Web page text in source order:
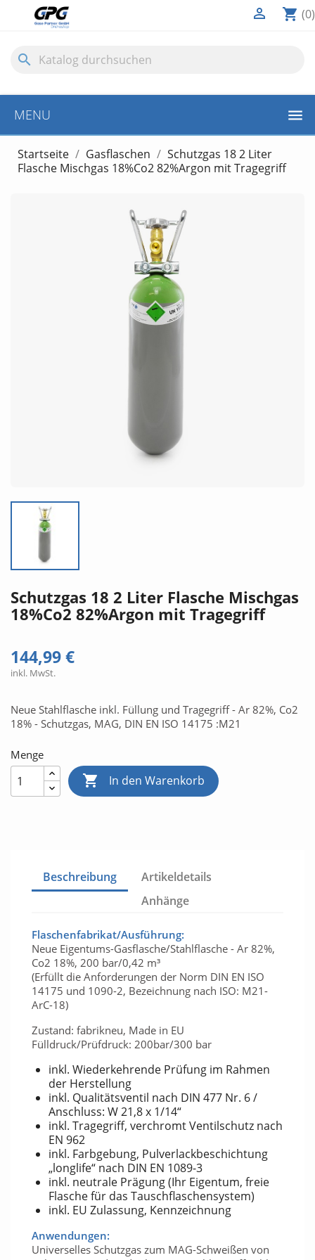
shopping_cart (0)

search
MENU
Startseite Gasflaschen
Schutzgas 18 2 Liter
Flasche Mischgas 18%Co2 82%Argon mit Tragegriff
Schutzgas 18 2 Liter Flasche Mischgas
18%Co2 82%Argon mit Tragegriff
144,99 €
inkl. MwSt.
Neue Stahlflasche inkl. Füllung und Tragegriff - Ar 82%, Co2
18% - Schutzgas, MAG, DIN EN ISO 14175 :M21
Menge
 In den Warenkorb
Beschreibung
Artikeldetails
Anhänge
Flaschenfabrikat/Ausführung:
Neue Eigentums-Gasflasche/Stahlflasche - Ar 82%,
Co2 18%, 200 bar/0,42 m³
(Erfüllt die Anforderungen der Norm DIN EN ISO
14175 und 1090-2, Bezeichnung nach ISO: M21-
ArC-18)
Zustand: fabrikneu, Made in EU
Fülldruck/Prüfdruck: 200bar/300 bar
inkl. Wiederkehrende Prüfung im Rahmen
der Herstellung
inkl. Qualitätsventil nach DIN 477 Nr. 6 /
Anschluss: W 21,8 x 1/14“
inkl. Tragegriff, verchromt Ventilschutz nach
EN 962
inkl. Farbgebung, Pulverlackbeschichtung
„longlife“ nach DIN EN 1089-3
inkl. neutrale Prägung (Ihr Eigentum, freie
Flasche für das Tauschflaschensystem)
inkl. EU Zulassung, Kennzeichnung
Anwendungen:
Universelles Schutzgas zum MAG-Schweißen von